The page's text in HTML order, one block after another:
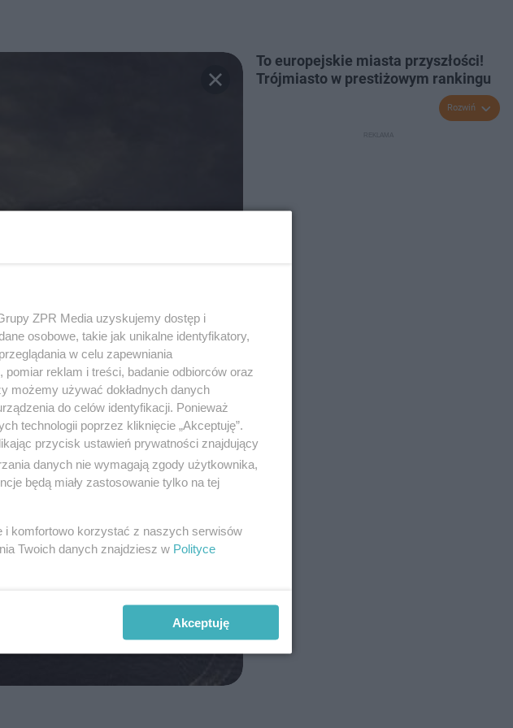
To europejskie miasta przyszłości!
Trójmiasto w prestiżowym rankingu
Rozwiń
ZPR Media uzyskujemy dostęp i
osobowe, takie jak unikalne identyfikatory,
w celu zapewniania
reklam i treści, badanie odbiorców oraz
możemy używać dokładnych danych
do celów identyfikacji. Ponieważ
technologii poprzez kliknięcie „Akceptuję”.
przycisk ustawień prywatności znajdujący
danych nie wymagają zgody użytkownika,
będą miały zastosowanie tylko na tej
i komfortowo korzystać z naszych serwisów
Twoich danych znajdziesz w Polityce
Akceptuję